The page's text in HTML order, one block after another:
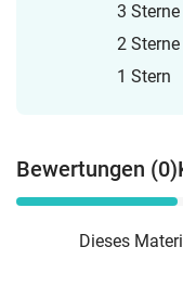
3 Sterne
2 Sterne
1 Stern
Bewertungen (0)
Dieses